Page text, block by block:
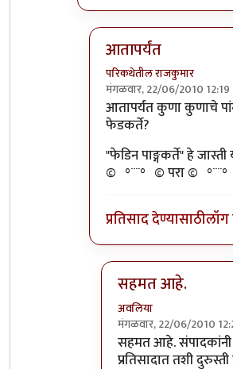
आतापर्यंत
परिकथेतील राजकुमार
मंगळवार, 22/06/2010 12:19
In reply to>>तुमचेपण
आतापर्यंत कुणा कुणाचे
फेडकर्ते?
"फेडिन पाङ्गकर्ते" हे
©º°¨¨°º© परा
प्रतिसाद देण्यासाठी
सहमत आहे.
अवलिया
मंगळवार, 22/06/2010
In reply toआतापर्यंत
सहमत आहे. संपादकांनी
प्रतिसादात तशी